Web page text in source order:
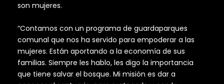
son mujeres.
“Contamos con un programa de guardaparques
comunal que nos ha servido para empoderar a las
mujeres. Están aportando a la economía de sus
familias. Siempre les hablo, les digo la importancia
que tiene salvar el bosque. Mi misión es dar a